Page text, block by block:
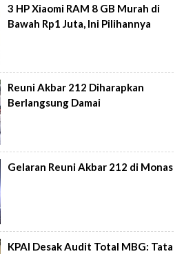
3 HP Xiaomi RAM 8 GB Murah di
Bawah Rp1 Juta, Ini Pilihannya
Reuni Akbar 212 Diharapkan
Berlangsung Damai
Gelaran Reuni Akbar 212 di Monas
KPAI Desak Audit Total MBG: Tata